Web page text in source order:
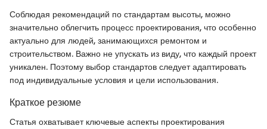
Соблюдая рекомендаций по стандартам высоты, можно
значительно облегчить процесс проектирования, что особенно
актуально для людей, занимающихся ремонтом и
строительством. Важно не упускать из виду, что каждый проект
уникален. Поэтому выбор стандартов следует адаптировать
под индивидуальные условия и цели использования.
Краткое резюме
Статья охватывает ключевые аспекты проектирования